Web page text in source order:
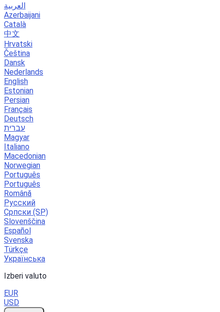
العربية
Azerbaijani
Català
中文
Hrvatski
Čeština
Dansk
Nederlands
English
Estonian
Persian
Français
Deutsch
עברית
Magyar
Italiano
Macedonian
Norwegian
Português
Português
Română
Русский
Српски (SP)
Slovenščina
Español
Svenska
Türkçe
Українська
Izberi valuto
EUR
USD